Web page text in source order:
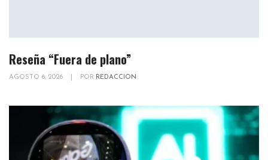
Reseña “Fuera de plano”
AGOSTO 6, 2026 POR REDACCION